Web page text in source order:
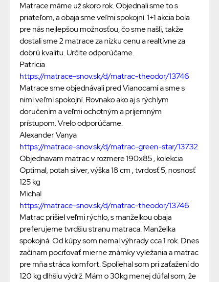
Matrace máme už skoro rok. Objednali sme to s
priateľom, a obaja sme veľmi spokojní. 1+1 akcia bola
pre nás nejlepšou možnosťou, čo sme našli, takže
dostali sme 2 matrace za nízku cenu a realtívne za
dobrú kvalitu. Určite odporúčame.
Patrícia
https://matrace-snov.sk/d/matrac-theodor/13746
Matrace sme objednávali pred Vianocami a sme s
nimi veľmi spokojní. Rovnako ako aj s rýchlym
doručením a veľmi ochotným a príjemným
prístupom. Vrelo odporúčame.
Alexander Vanya
https://matrace-snov.sk/d/matrac-green-star/13732
Objednavam matrac v rozmere 190x85 , kolekcia
Optimal, potah silver, výška 18 cm , tvrdosť 5, nosnosť
125 kg
Michal
https://matrace-snov.sk/d/matrac-theodor/13746
Matrac prišiel veľmi rýchlo, s manželkou obaja
preferujeme tvrdšiu stranu matraca. Manželka
spokojná. Od kúpy som nemal výhrady cca 1 rok. Dnes
začínam pociťovať mierne známky vyležania a matrac
pre mňa stráca komfort. Spoliehal som pri zaťažení do
120 kg dlhšiu výdrž. Mám o 30kg menej dúfal som, že